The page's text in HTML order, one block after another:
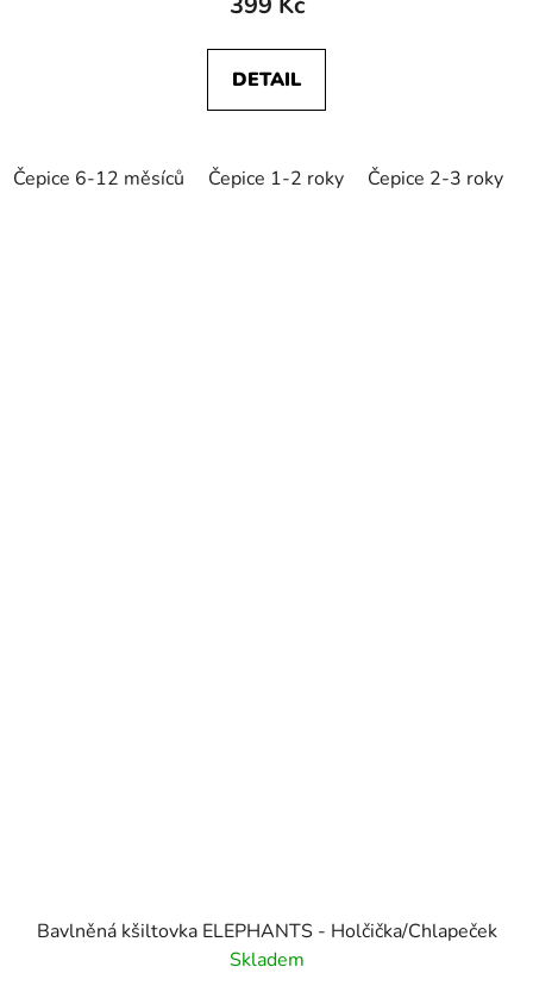
DETAIL
Čepice 6-12 měsíců Čepice 1-2 roky Čepice 2-3 roky
Bavlněná kšiltovka ELEPHANTS - Holčička/Chlapeček
Skladem